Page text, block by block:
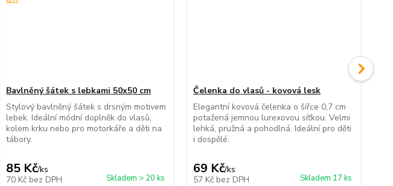
Bavlněný šátek s lebkami 50x50 cm
Stylový bavlněný šátek s drsným motivem
lebek. Ideální módní doplněk do vlasů,
kolem krku nebo pro motorkáře a děti na
tábory.
85 Kč/ks
70 Kč bez DPH Skladem > 20 ks
Čelenka do vlasů - kovová lesk
Elegantní kovová čelenka o šířce 0,7 cm
potažená jemnou lurexovou síťkou. Velmi
lehká, pružná a pohodlná. Ideální pro děti
i dospělé.
69 Kč/ks
57 Kč bez DPH Skladem 17 ks